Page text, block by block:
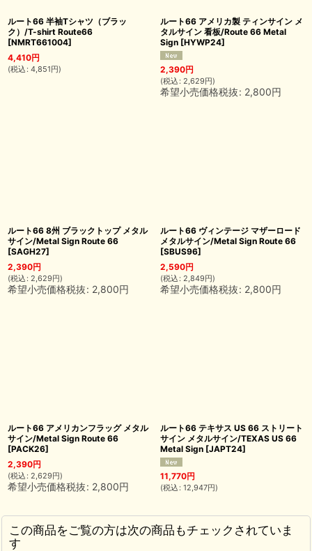
ルート66 半袖Tシャツ（ブラッ
ク）/T-shirt Route66
[NMRT661004]
4,410円
(税込 : 4,851円)
ルート66 アメリカ製 ティンサイン メ
タルサイン 看板/Route 66 Metal
Sign [HYWP24]
2,390円
(税込 : 2,629円)
希望小売価格税抜: 2,800円
ルート66 8州 ブラックトップ メタル
サイン/Metal Sign Route 66
[SAGH27]
2,390円
(税込 : 2,629円)
希望小売価格税抜: 2,800円
ルート66 ヴィンテージ マザーロード
メタルサイン/Metal Sign Route 66
[SBUS96]
2,590円
(税込 : 2,849円)
希望小売価格税抜: 2,800円
ルート66 アメリカンフラッグ メタル
サイン/Metal Sign Route 66
[PACK26]
2,390円
(税込 : 2,629円)
希望小売価格税抜: 2,800円
ルート66 テキサス US 66 ストリート
サイン メタルサイン/TEXAS US 66
Metal Sign [JAPT24]
11,770円
(税込 : 12,947円)
この商品をご覧の方は次の商品もチェックされていま
す